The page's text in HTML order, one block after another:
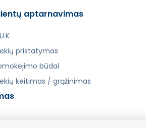
aptarnavimas
pristatymas
būdai
keitimas / grąžinimas